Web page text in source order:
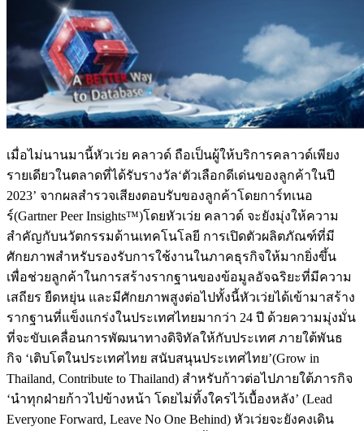
เมื่อไม่นานมานี้หัวเว่ย คลาวด์ ถือเป็นผู้ให้บริการคลาวด์เพียง
รายเดียวในตลาดที่ได้รับรางวัล‘ตัวเลือกดีเด่นของลูกค้าในปี
2023’ จากผลสำรวจเสียงตอบรับของลูกค้าโดยการ์ทเนอ
ร์(Gartner Peer Insights™)โดยหัวเว่ย คลาวด์ จะยังมุ่งให้ความ
สำคัญกับนวัตกรรมด้านเทคโนโลยี การเปิดตัวผลิตภัณฑ์ที่มี
ศักยภาพสำหรับรองรับการใช้งานในภาคธุรกิจให้มากยิ่งขึ้น
เพื่อช่วยลูกค้าในการสร้างรากฐานของข้อมูลอัจฉริยะที่มีความ
เสถียร ยืดหยุ่น และมีศักยภาพสูงต่อไปทั้งนี้หัวเว่ยได้เข้ามาสร้าง
รากฐานที่แข็งแกร่งในประเทศไทยมากว่า 24 ปี ด้วยความมุ่งมั่น
ที่จะขับเคลื่อนการพัฒนาทางดิจิทัลให้กับประเทศ ภายใต้พันธ
กิจ ‘เติบโตในประเทศไทย สนับสนุนประเทศไทย’(Grow in
Thailand, Contribute to Thailand) สำหรับก้าวต่อไปภายใต้ภารกิจ
‘นำทุกฝ่ายก้าวไปข้างหน้า โดยไม่ทิ้งใครไว้เบื้องหลัง’ (Lead
Everyone Forward, Leave No One Behind) หัวเว่ยจะยังคงเดิน